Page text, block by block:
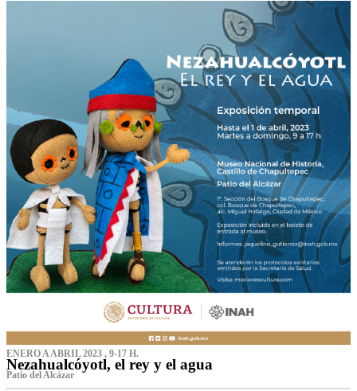
ENERO A ABRIL 2023 , 9-17 H.
Nezahualcóyotl, el rey y el agua
Patio del Alcázar